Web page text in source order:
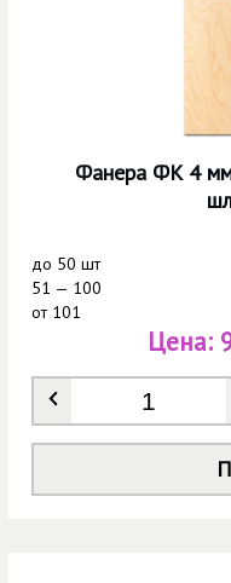
Фанера ФК 4
до 50 шт
51 — 100
от101
Количество
Цена: